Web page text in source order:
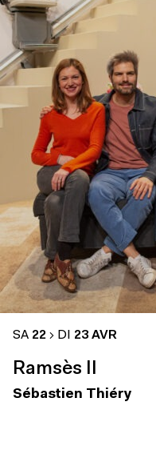
SA 22 DI 23 AVR
Ramsès II
Sébastien Thiéry